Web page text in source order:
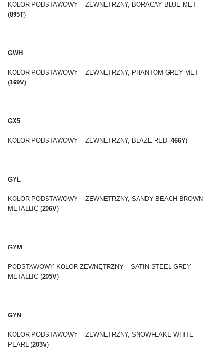
KOLOR PODSTAWOWY – ZEWNĘTRZNY, BORACAY BLUE MET
(895T)
GWH
KOLOR PODSTAWOWY – ZEWNĘTRZNY, PHANTOM GREY MET
(169V)
GX5
KOLOR PODSTAWOWY – ZEWNĘTRZNY, BLAZE RED (466Y)
GYL
KOLOR PODSTAWOWY – ZEWNĘTRZNY, SANDY BEACH BROWN
METALLIC (206V)
GYM
PODSTAWOWY KOLOR ZEWNĘTRZNY – SATIN STEEL GREY
METALLIC (205V)
GYN
KOLOR PODSTAWOWY – ZEWNĘTRZNY, SNOWFLAKE WHITE
PEARL (203V)